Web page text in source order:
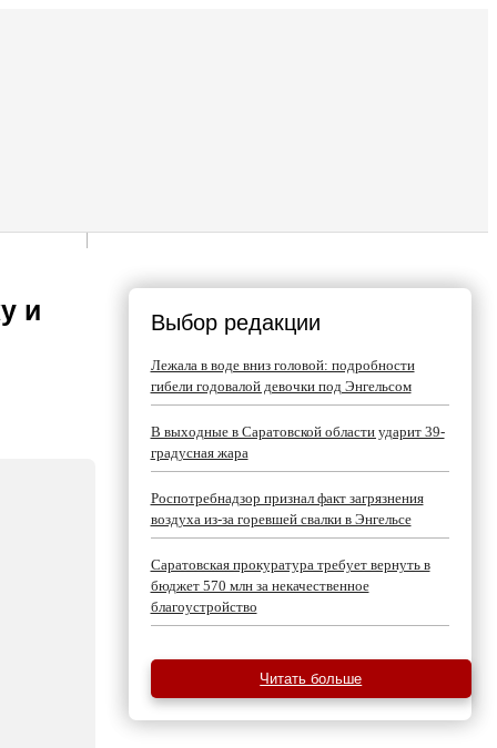
и
Выбор редакции
Лежала в воде вниз головой: подробности
гибели годовалой девочки под Энгельсом
В выходные в Саратовской области ударит 39-
градусная жара
Роспотребнадзор признал факт загрязнения
воздуха из-за горевшей свалки в Энгельсе
Саратовская прокуратура требует вернуть в
бюджет 570 млн за некачественное
благоустройство
Читать больше